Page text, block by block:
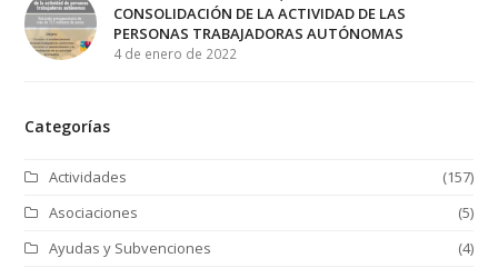
CONSOLIDACIÓN DE LA ACTIVIDAD DE LAS
PERSONAS TRABAJADORAS AUTÓNOMAS
4 de enero de 2022
Categorías
Actividades
(157)
Asociaciones
(5)
Ayudas y Subvenciones
(4)